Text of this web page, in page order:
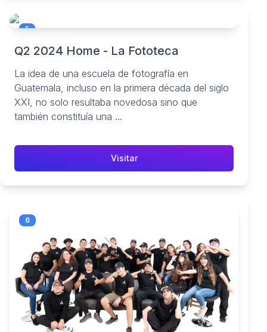
5
Q2 2024 Home - La Fototeca
La idea de una escuela de fotografía en
Guatemala, incluso en la primera década del siglo
XXI, no solo resultaba novedosa sino que
también constituía una ...
Visitar
6